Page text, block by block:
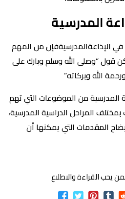
المدرسية
الإذاعةالمدرسيةفإن من المهم
قول “وصلى الله وسلم وبارك على
الله وبركاته”
المدرسية من الموضوعات التي تهم
بمختلف المراحل الدراسية المدرسية،
المقدمات التي يمكنها أن
يحب القراءة والاطلاع